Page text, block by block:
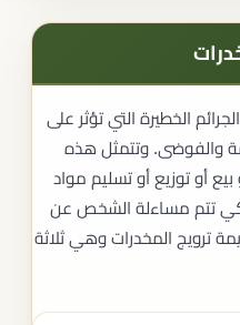
الخطيرة التي تؤثر على
والفوضى. وتتمثل هذه
أو توزيع أو تسليم مواد
تتم مساءلة الشخص عن
ترويج المخدرات وهي ثلاثة